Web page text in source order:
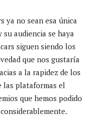
ya no sean esa única
audiencia se haya
siguen siendo los
que nos gustaría
a la rapidez de los
las plataformas el
que hemos podido